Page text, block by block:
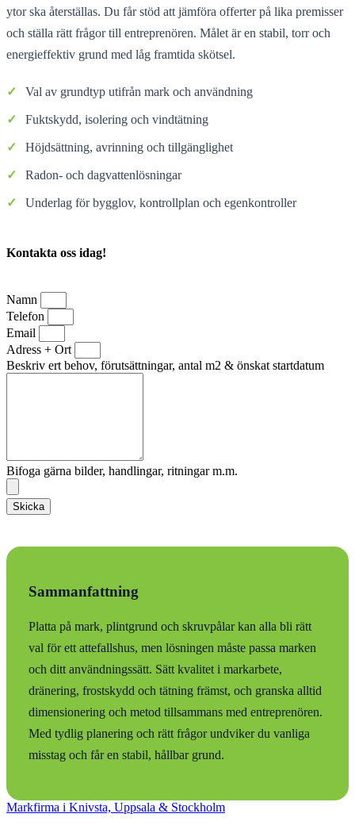
ytor ska återställas. Du får stöd att jämföra offerter på lika premisser
och ställa rätt frågor till entreprenören. Målet är en stabil, torr och
energieffektiv grund med låg framtida skötsel.
✓ Val av grundtyp utifrån mark och användning
✓ Fuktskydd, isolering och vindtätning
✓ Höjdsättning, avrinning och tillgänglighet
✓ Radon- och dagvattenlösningar
✓ Underlag för bygglov, kontrollplan och egenkontroller
Kontakta oss idag!
Namn
Telefon
Email
Adress + Ort
Beskriv ert behov, förutsättningar, antal m2 & önskat startdatum
Bifoga gärna bilder, handlingar, ritningar m.m.
Skicka
Sammanfattning
Platta på mark, plintgrund och skruvpålar kan alla bli rätt
val för ett attefallshus, men lösningen måste passa marken
och ditt användningssätt. Sätt kvalitet i markarbete,
dränering, frostskydd och tätning främst, och granska alltid
dimensionering och metod tillsammans med entreprenören.
Med tydlig planering och rätt frågor undviker du vanliga
misstag och får en stabil, hållbar grund.
Markfirma i Knivsta, Uppsala & Stockholm